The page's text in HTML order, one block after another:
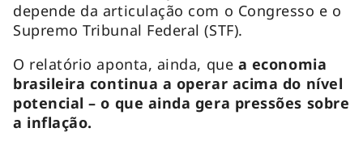
depende da articulação com o Congresso e o
Supremo Tribunal Federal (STF).
O relatório aponta, ainda, que a economia
brasileira continua a operar acima do nível
potencial – o que ainda gera pressões sobre
a inflação.